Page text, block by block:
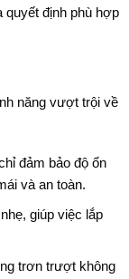
quyết định phù hợp
năng vượt trội về
đảm bảo độ ổn
và an toàn.
giúp việc lắp
trơn trượt không